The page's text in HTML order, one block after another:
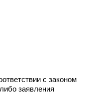
с законом
заявления